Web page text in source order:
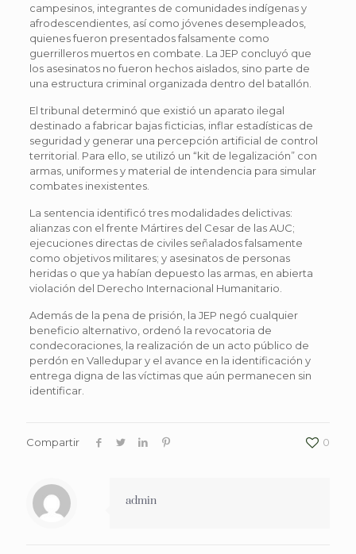
campesinos, integrantes de comunidades indígenas y
afrodescendientes, así como jóvenes desempleados,
quienes fueron presentados falsamente como
guerrilleros muertos en combate. La JEP concluyó que
los asesinatos no fueron hechos aislados, sino parte de
una estructura criminal organizada dentro del batallón.
El tribunal determinó que existió un aparato ilegal
destinado a fabricar bajas ficticias, inflar estadísticas de
seguridad y generar una percepción artificial de control
territorial. Para ello, se utilizó un “kit de legalización” con
armas, uniformes y material de intendencia para simular
combates inexistentes.
La sentencia identificó tres modalidades delictivas:
alianzas con el frente Mártires del Cesar de las AUC;
ejecuciones directas de civiles señalados falsamente
como objetivos militares; y asesinatos de personas
heridas o que ya habían depuesto las armas, en abierta
violación del Derecho Internacional Humanitario.
Además de la pena de prisión, la JEP negó cualquier
beneficio alternativo, ordenó la revocatoria de
condecoraciones, la realización de un acto público de
perdón en Valledupar y el avance en la identificación y
entrega digna de las víctimas que aún permanecen sin
identificar.
Compartir 0
admin